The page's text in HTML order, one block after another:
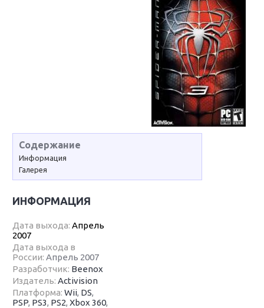
Содержание
Информация
Галерея
ИНФОРМАЦИЯ
Дата выхода:Апрель
2007
Дата выхода в
России:Апрель 2007
Разработчик: Beenox
Издатель:Activision
Платформа:Wii, DS,
PSP, PS3, PS2,Xbox 360,